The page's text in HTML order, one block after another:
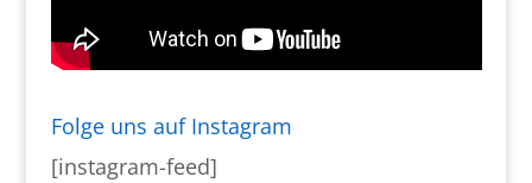
Folge uns auf Instagram
[instagram-feed]